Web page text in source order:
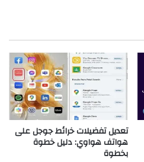
تعديل تفضيلات خرائط جوجل على
هواتف هواوي: دليل خطوة
بخطوة